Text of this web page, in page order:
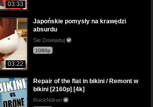
03:33
03:22
Japońskie pomysły na krawędzi
absurdu
Sie Dowiaduj
1080p
Repair of the flat in bikini / Remont w
bikini [2160p] [4k]
RockNdron